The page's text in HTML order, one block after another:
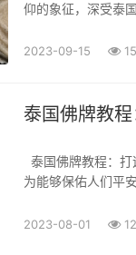
仰的象征，深受泰
方法。一、泰国佛
2023-09-15
泰国佛牌教
为能够保佑人们平
牌、正确佩戴和保
2023-08-01